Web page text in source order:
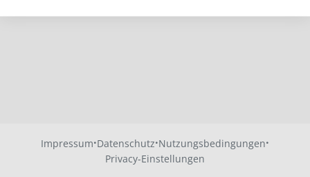
Impressum·Datenschutz·Nutzungsbedingungen·
Privacy-Einstellungen